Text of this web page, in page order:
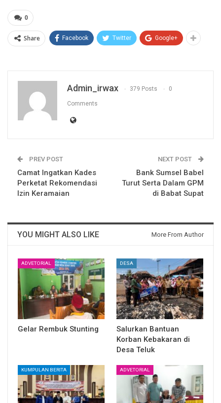
0
Share Facebook Twitter Google+
Admin_irwax 379 Posts 0
Comments
PREV POST
Camat Ingatkan Kades
Perketat Rekomendasi
Izin Keramaian
NEXT POST
Bank Sumsel Babel
Turut Serta Dalam GPM
di Babat Supat
YOU MIGHT ALSO LIKE More From Author
ADVETORIAL
Gelar Rembuk Stunting
DESA
Salurkan Bantuan
Korban Kebakaran di
Desa Teluk
KUMPULAN BERITA ADVETORIAL